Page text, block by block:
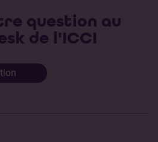
question au
de l'ICCI